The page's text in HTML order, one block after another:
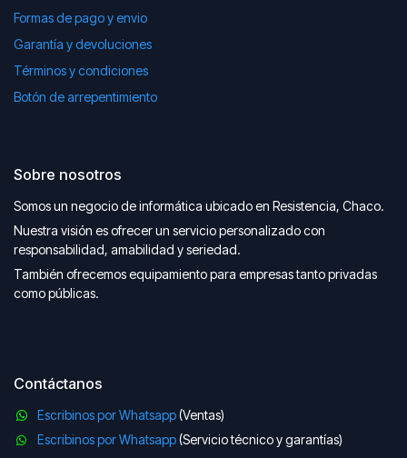
Formas de pago y envio
Garantía y devoluciones
Términos y condiciones
Botón de arrepentimiento
Sobre nosotros
Somos un negocio de informática ubicado en Resistencia, Chaco.
Nuestra visión es ofrecer un servicio personalizado con
responsabilidad, amabilidad y seriedad.
También ofrecemos equipamiento para empresas tanto privadas
como públicas.
Contáctanos
Escribinos por Whatsapp(Ventas)
Escribinos por Whatsapp(Servicio técnico y garantías)